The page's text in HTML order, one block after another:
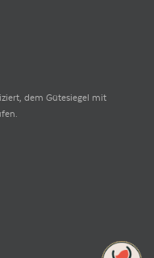
dem Gütesiegel mit